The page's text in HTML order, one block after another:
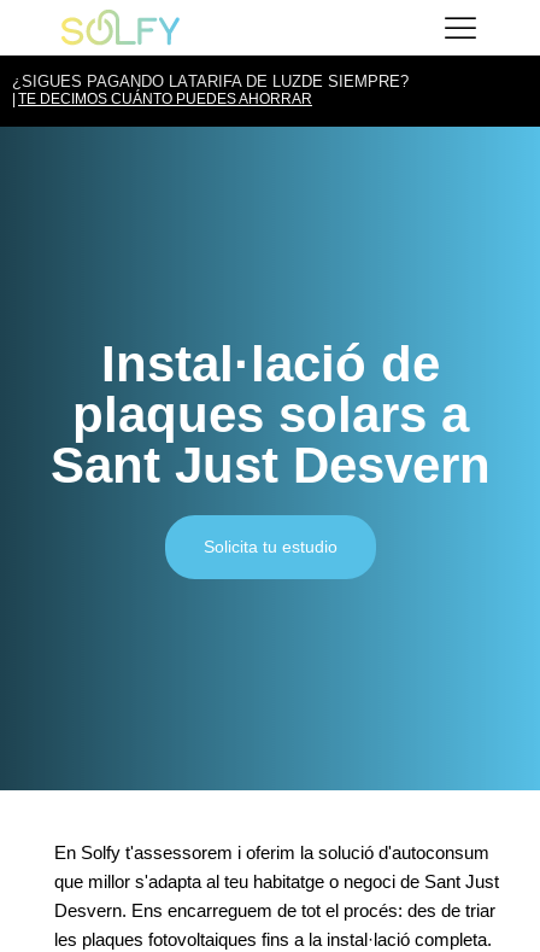
contingut
Solfy
¿SIGUES PAGANDO LATARIFA DE LUZDE SIEMPRE?
TE DECIMOS CUÁNTO PUEDES AHORRAR
Instal·lació de
plaques solars a
Sant Just Desvern
Solicita tu estudio
En Solfy t'assessorem i oferim la solució d'autoconsum
que millor s'adapta al teu habitatge o negoci de Sant Just
Desvern. Ens encarreguem de tot el procés: des de triar
les plaques fotovoltaiques fins a la instal·lació completa.